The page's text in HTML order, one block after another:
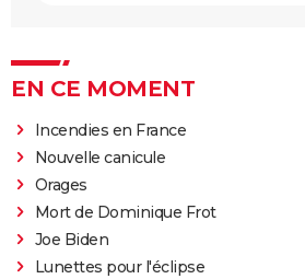
EN CE MOMENT
Incendies en France
Nouvelle canicule
Orages
Mort de Dominique Frot
Joe Biden
Lunettes pour l'éclipse